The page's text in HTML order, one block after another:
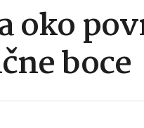
oko
boce